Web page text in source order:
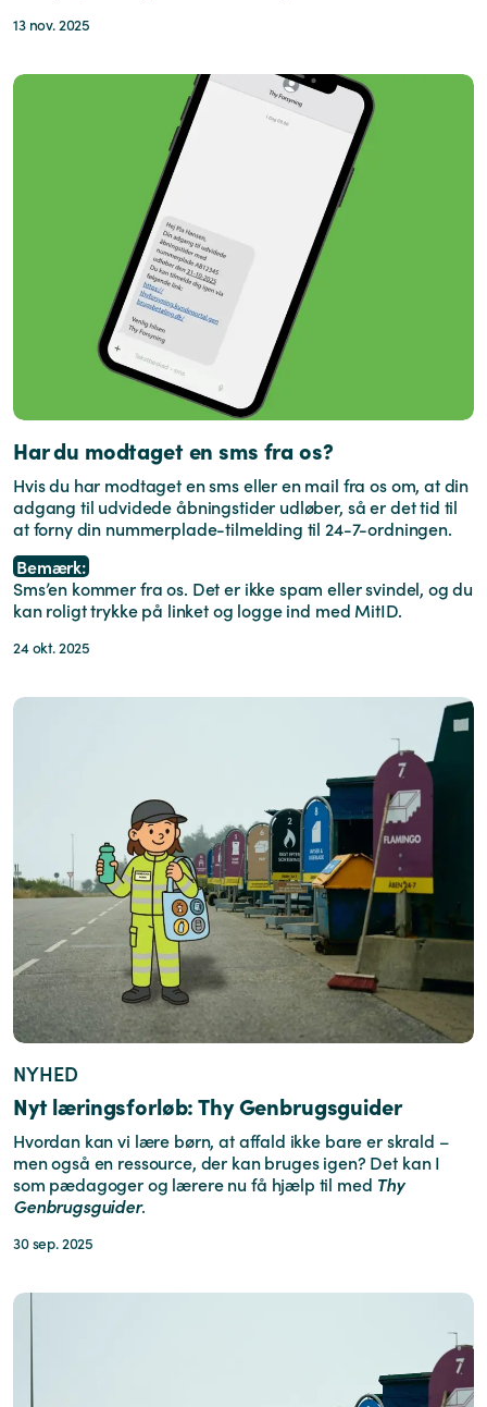
13 nov. 2025
Har du modtaget en sms fra os?
Hvis du har modtaget en sms eller en mail fra os om, at din
adgang til udvidede åbningstider udløber, så er det tid til
at forny din nummerplade-tilmelding til 24-7-ordningen.
Bemærk:
Sms’en kommer fra os. Det er ikke spam eller svindel, og du
kan roligt trykke på linket og logge ind med MitID.
24 okt. 2025
NYHED
Nyt læringsforløb: Thy Genbrugsguider
Hvordan kan vi lære børn, at affald ikke bare er skrald –
men også en ressource, der kan bruges igen? Det kan I
som pædagoger og lærere nu få hjælp til med Thy
Genbrugsguider.
30 sep. 2025